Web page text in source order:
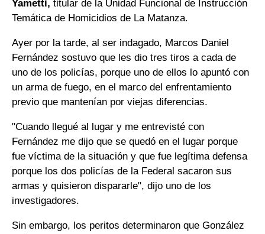
Yametti, titular de la Unidad Funcional de Instrucción
Temática de Homicidios de La Matanza.
Ayer por la tarde, al ser indagado, Marcos Daniel
Fernández sostuvo que les dio tres tiros a cada de
uno de los policías, porque uno de ellos lo apuntó con
un arma de fuego, en el marco del enfrentamiento
previo que mantenían por viejas diferencias.
"Cuando llegué al lugar y me entrevisté con
Fernández me dijo que se quedó en el lugar porque
fue víctima de la situación y que fue legítima defensa
porque los dos policías de la Federal sacaron sus
armas y quisieron dispararle", dijo uno de los
investigadores.
Sin embargo, los peritos determinaron que González